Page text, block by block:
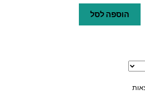
הוספה לסל
ממוין